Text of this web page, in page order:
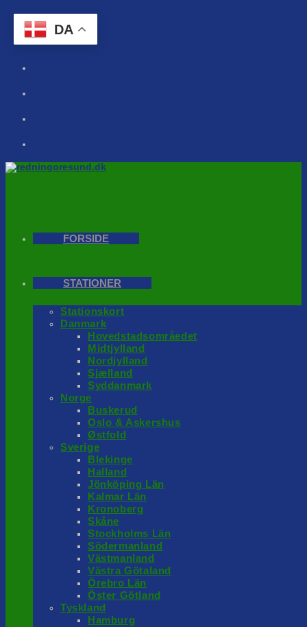
FORSIDE
STATIONER
Stationskort
Danmark
Hovedstadsområedet
Midtjylland
Nordjylland
Sjælland
Syddanmark
Norge
Buskerud
Oslo & Askershus
Østfold
Sverige
Blekinge
Halland
Jönköping Län
Kalmar Län
Kronoberg
Skåne
Stockholms Län
Södermanland
Västmanland
Västra Götaland
Örebro Län
Öster Götland
Tyskland
Hamburg
DA